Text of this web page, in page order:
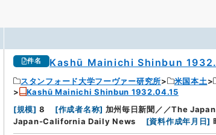
件名 Kashū Mainichi Shinbun
スタンフォード大学フーヴァー研究所 米国本土
Kashū Mainichi Shinbun 1932.04.15
[規模] 8 [作成者名称] 加州毎日新聞／／The
Japan-California Daily News
[資料作成年月日]